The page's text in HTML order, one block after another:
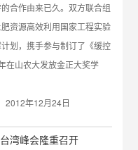
合作由来已久。双方联合组
资源高效利用国家工程实验
划，携手参与制订了《缓控
在山农大发放金正大奖学
年12月24日
湾峰会隆重召开